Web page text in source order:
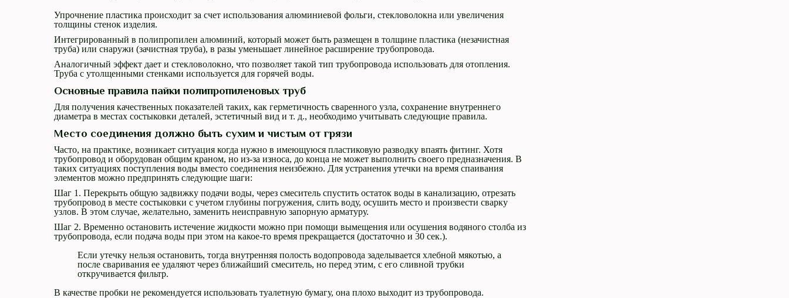
Упрочнение пластика происходит за счет использования алюминиевой фольги, стекловолокна или увеличения
толщины стенок изделия.
Интегрированный в полипропилен алюминий, который может быть размещен в толщине пластика (незачистная
труба) или снаружи (зачистная труба), в разы уменьшает линейное расширение трубопровода.
Аналогичный эффект дает и стекловолокно, что позволяет такой тип трубопровода использовать для отопления.
Труба с утолщенными стенками используется для горячей воды.
Основные правила пайки полипропиленовых труб
Для получения качественных показателей таких, как герметичность сваренного узла, сохранение внутреннего
диаметра в местах состыковки деталей, эстетичный вид и т. д., необходимо учитывать следующие правила.
Место соединения должно быть сухим и чистым от грязи
Часто, на практике, возникает ситуация когда нужно в имеющуюся пластиковую разводку впаять фитинг. Хотя
трубопровод и оборудован общим краном, но из-за износа, до конца не может выполнить своего предназначения. В
таких ситуациях поступления воды вместо соединения неизбежно. Для устранения утечки на время спаивания
элементов можно предпринять следующие шаги:
Шаг 1. Перекрыть общую задвижку подачи воды, через смеситель спустить остаток воды в канализацию, отрезать
трубопровод в месте состыковки с учетом глубины погружения, слить воду, осушить место и произвести сварку
узлов. В этом случае, желательно, заменить неисправную запорную арматуру.
Шаг 2. Временно остановить истечение жидкости можно при помощи вымещения или осушения водяного столба из
трубопровода, если подача воды при этом на какое-то время прекращается (достаточно и 30 сек.).
Если утечку нельзя остановить, тогда внутренняя полость водопровода заделывается хлебной мякотью, а
после сваривания ее удаляют через ближайший смеситель, но перед этим, с его сливной трубки
откручивается фильтр.
В качестве пробки не рекомендуется использовать туалетную бумагу, она плохо выходит из трубопровода.